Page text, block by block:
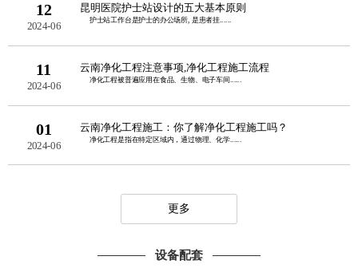
12
2024-06
昆明医院护士站设计的五大基本原则
护士站工作台是护士的办公场所, 是患者挂......
11
2024-06
云南净化工程注意事项,净化工程施工流程
净化工程被普遍应用在食品、生物、电子车间......
01
2024-06
云南净化工程施工：你了解净化工程施工吗？
净化工程是指在特定区域内，通过物理、化学......
更多
设备配套